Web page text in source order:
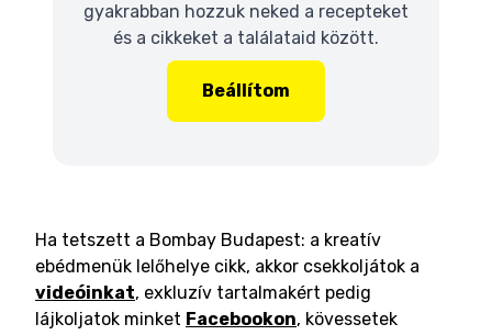
gyakrabban hozzuk neked a recepteket
és a cikkeket a találataid között.
Beállítom
Ha tetszett a Bombay Budapest: a kreatív
ebédmenük lelőhelye cikk, akkor csekkoljátok a
videóinkat, exkluzív tartalmakért pedig
lájkoljatok minket Facebookon, kövessetek